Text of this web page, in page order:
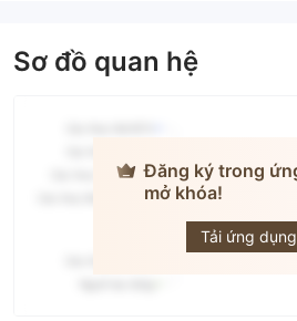
Sơ đồ quan hệ
Đăng ký trong
mở khóa!
Tải ứng dụng